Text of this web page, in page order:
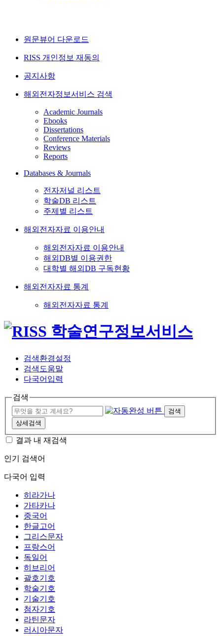
원문뷰어 다운로드
RISS 개인정보 재동의
공지사항
해외전자정보서비스 검색
Academic Journals
Ebooks
Dissertations
Conference Materials
Reviews
Reports
Databases & Journals
전자저널 리스트
학술DB 리스트
주제별 리스트
해외전자자료 이용안내
해외전자자료 이용안내
해외DB별 이용권한
대학별 해외DB 구독현황
해외전자자료 통계
해외전자자료 통계
검색환경설정
검색도움말
다국어입력
검색
검색
상세검색
결과 내 재검색
인기 검색어
다국어 입력
히라가나
가타카나
중국어
한글고어
그리스문자
프랑스어
독일어
히브리어
괄호기호
학술기호
기술기호
첨자기호
라틴문자
러시아문자